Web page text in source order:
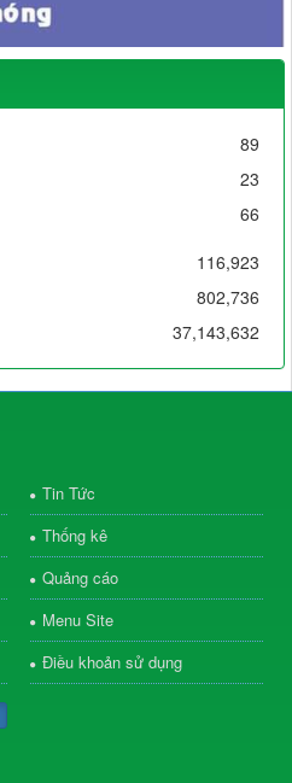
89
23
66
116,923
802,736
37,143,632
Tin Tức
Thống kê
Quảng cáo
Menu Site
Điều khoản sử dụng